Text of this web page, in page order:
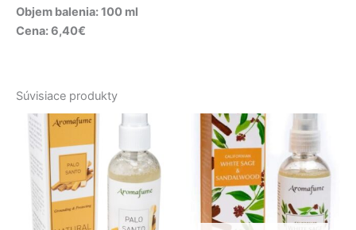
Objem balenia: 100 ml
Cena: 6,40€
Súvisiace produkty